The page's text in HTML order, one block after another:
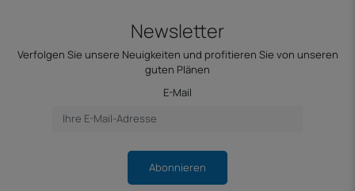
Newsletter
Verfolgen Sie unsere Neuigkeiten und profitieren Sie von unseren
guten Plänen
E-Mail
Abonnieren